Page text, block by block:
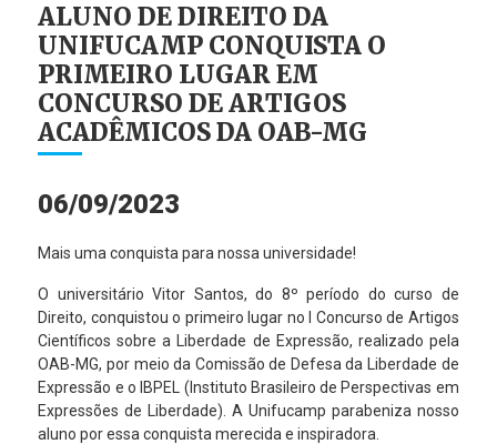
ALUNO DE DIREITO DA
UNIFUCAMP CONQUISTA O
PRIMEIRO LUGAR EM
CONCURSO DE ARTIGOS
ACADÊMICOS DA OAB-MG
06/09/2023
Mais uma conquista para nossa universidade!
O universitário Vitor Santos, do 8º período do curso de
Direito, conquistou o primeiro lugar no I Concurso de Artigos
Científicos sobre a Liberdade de Expressão, realizado pela
OAB-MG, por meio da Comissão de Defesa da Liberdade de
Expressão e o IBPEL (Instituto Brasileiro de Perspectivas em
Expressões de Liberdade). A Unifucamp parabeniza nosso
aluno por essa conquista merecida e inspiradora.